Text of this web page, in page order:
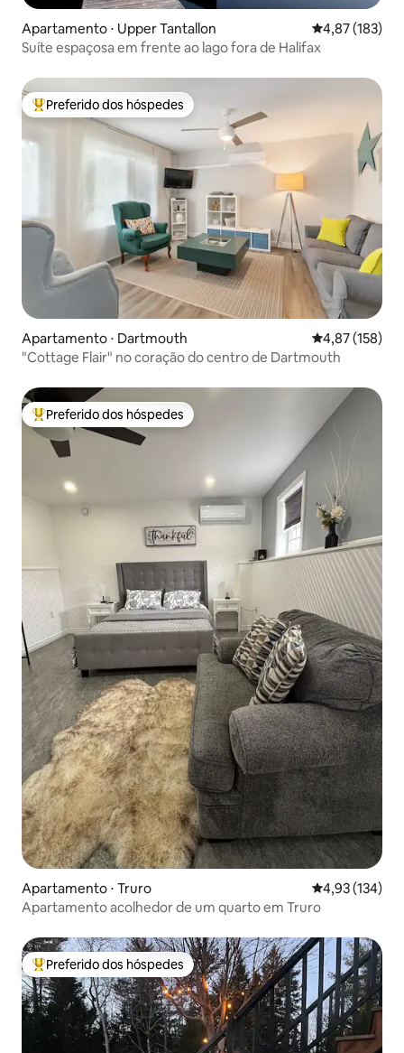
Apartamento ⋅ Upper Tantallon 4,87 de uma
4,87 (183)
Suíte espaçosa em frente ao lago fora de Halifax
Entre os melhores preferidos dos hóspedes
Preferido dos hóspedes
Apartamento ⋅ Dartmouth 4,87 de uma
4,87 (158)
"Cottage Flair" no coração do centro de Dartmouth
Entre os melhores preferidos dos hóspedes
Preferido dos hóspedes
Apartamento ⋅ Truro 4,93 de uma
4,93 (134)
Apartamento acolhedor de um quarto em Truro
Entre os melhores preferidos dos hóspedes
Preferido dos hóspedes